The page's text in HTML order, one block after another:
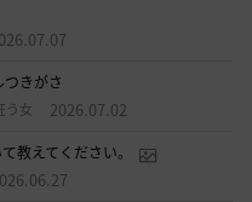
きがさ
う女 2026.07.02
教えてください。